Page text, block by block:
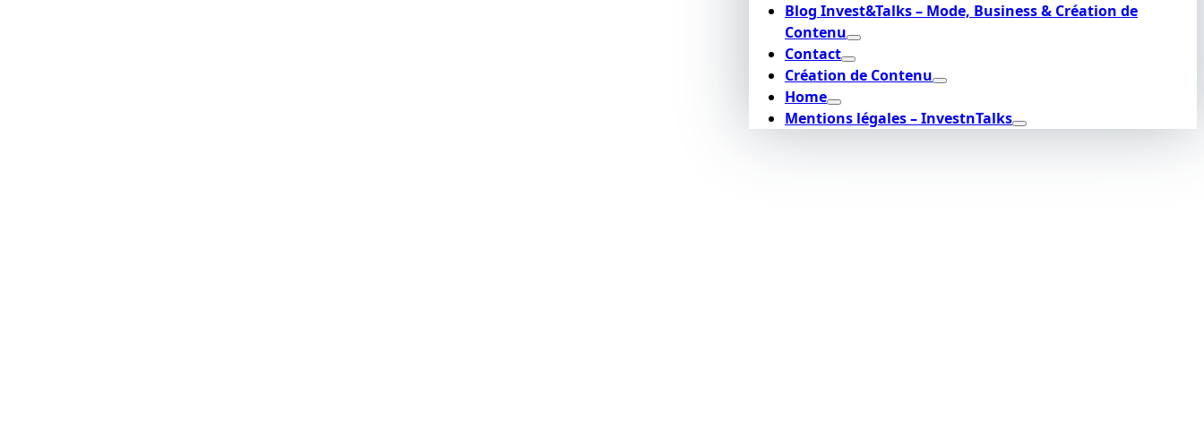
Blog Invest&Talks – Mode, Business & Création de
Contenu
Contact
Création de Contenu
Home
Mentions légales – InvestnTalks